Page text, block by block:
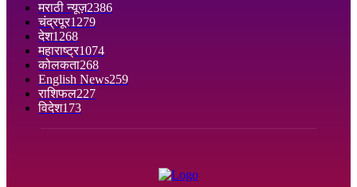
मराठी न्यूज़2386
चंद्रपूर1279
देश1268
महाराष्ट्र1074
कोलकता268
English News259
राशिफल227
विदेश173